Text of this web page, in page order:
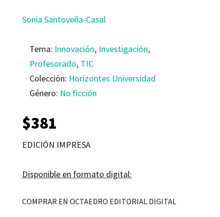
Sonia Santoveña-Casal
Tema: Innovación, Investigación,
Profesorado, TIC
Colección: Horizontes Universidad
Género: No ficción
$381
EDICIÓN IMPRESA
Disponible en formato digital:
COMPRAR EN OCTAEDRO EDITORIAL DIGITAL